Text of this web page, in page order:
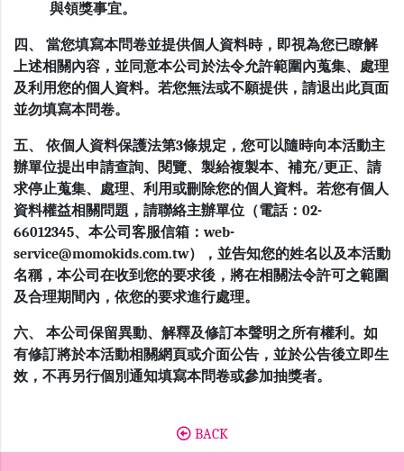
與領獎事宜。
四、 當您填寫本問卷並提供個人資料時，即視為您已瞭解
上述相關內容，並同意本公司於法令允許範圍內蒐集、處理
及利用您的個人資料。若您無法或不願提供，請退出此頁面
並勿填寫本問卷。
五、 依個人資料保護法第3條規定，您可以隨時向本活動主
辦單位提出申請查詢、閱覽、製給複製本、補充/更正、請
求停止蒐集、處理、利用或刪除您的個人資料。若您有個人
資料權益相關問題，請聯絡主辦單位（電話：02-
66012345、本公司客服信箱：web-
service@momokids.com.tw），並告知您的姓名以及本活動
名稱，本公司在收到您的要求後，將在相關法令許可之範圍
及合理期間內，依您的要求進行處理。
六、 本公司保留異動、解釋及修訂本聲明之所有權利。如
有修訂將於本活動相關網頁或介面公告，並於公告後立即生
效，不再另行個別通知填寫本問卷或參加抽獎者。
BACK